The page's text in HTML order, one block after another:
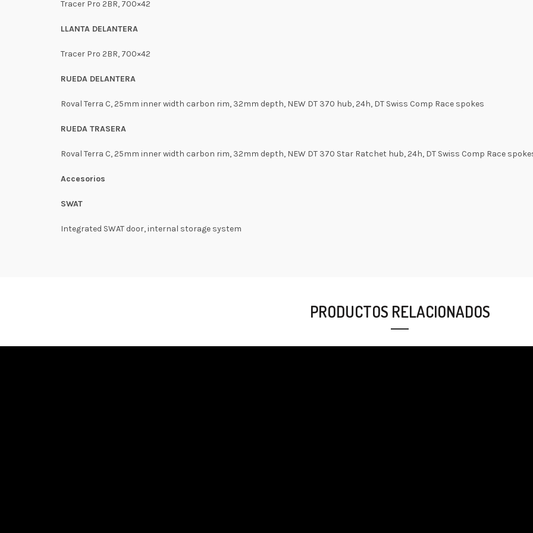
Tracer Pro 2BR, 700×42
LLANTA DELANTERA
Tracer Pro 2BR, 700×42
RUEDA DELANTERA
Roval Terra C, 25mm inner width carbon rim, 32mm depth, NEW DT 370 hub, 24h, DT Swiss Comp Race spokes
RUEDA TRASERA
Roval Terra C, 25mm inner width carbon rim, 32mm depth, NEW DT 370 Star Ratchet hub, 24h, DT Swiss Comp Race
Accesorios
SWAT
Integrated SWAT door, internal storage system
PRODUCTOS RELACIONADOS